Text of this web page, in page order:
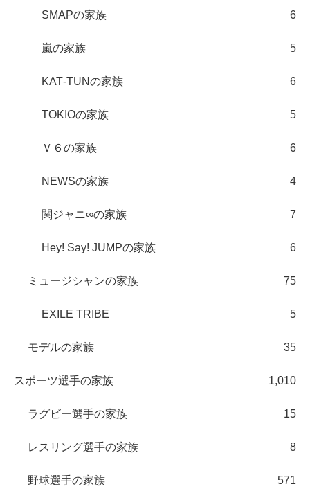
SMAPの家族 6
嵐の家族 5
KAT‐TUNの家族 6
TOKIOの家族 5
Ｖ６の家族 6
NEWSの家族 4
関ジャニ∞の家族 7
Hey! Say! JUMPの家族 6
ミュージシャンの家族 75
EXILE TRIBE 5
モデルの家族 35
スポーツ選手の家族 1,010
ラグビー選手の家族 15
レスリング選手の家族 8
野球選手の家族 571